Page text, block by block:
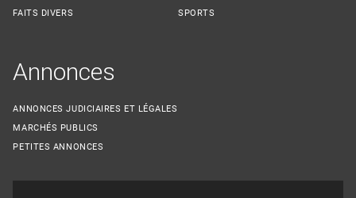
FAITS DIVERS
SPORTS
Annonces
ANNONCES JUDICIAIRES ET LÉGALES
MARCHÉS PUBLICS
PETITES ANNONCES